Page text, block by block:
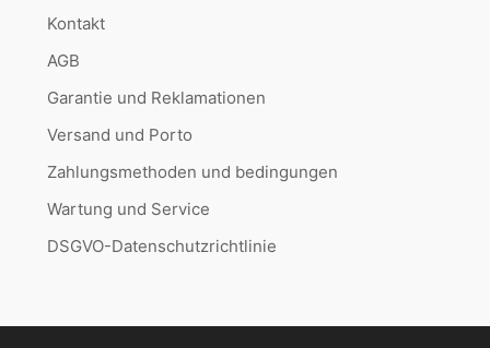
Kontakt
AGB
Garantie und Reklamationen
Versand und Porto
Zahlungsmethoden und bedingungen
Wartung und Service
DSGVO-Datenschutzrichtlinie